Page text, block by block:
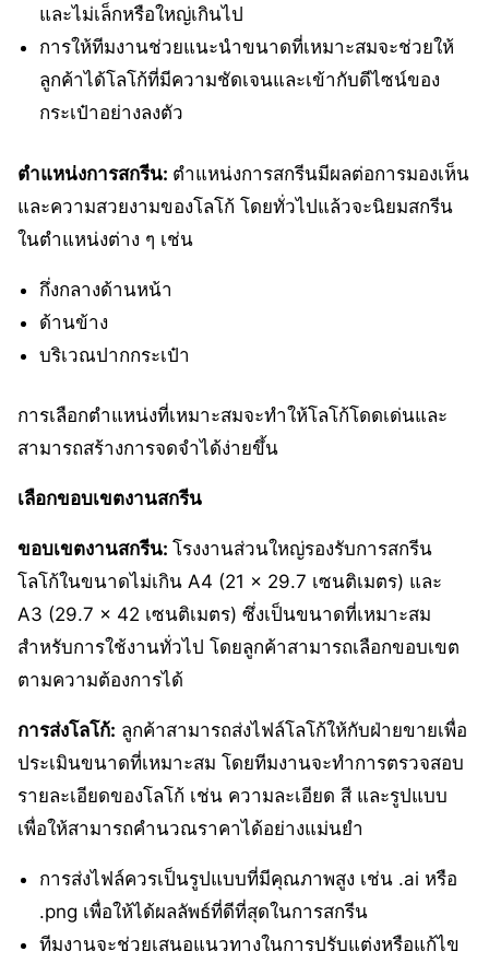
และไม่เล็กหรือใหญ่เกินไป
การให้ทีมงานช่วยแนะนำขนาดที่เหมาะสมจะช่วยให้
ลูกค้าได้โลโก้ที่มีความชัดเจนและเข้ากับดีไซน์ของ
กระเป๋าอย่างลงตัว
ตำแหน่งการสกรีน: ตำแหน่งการสกรีนมีผลต่อการมองเห็น
และความสวยงามของโลโก้ โดยทั่วไปแล้วจะนิยมสกรีน
ในตำแหน่งต่าง ๆ เช่น
กึ่งกลางด้านหน้า
ด้านข้าง
บริเวณปากกระเป๋า
การเลือกตำแหน่งที่เหมาะสมจะทำให้โลโก้โดดเด่นและ
สามารถสร้างการจดจำได้ง่ายขึ้น
เลือกขอบเขตงานสกรีน
ขอบเขตงานสกรีน: โรงงานส่วนใหญ่รองรับการสกรีน
โลโก้ในขนาดไม่เกิน A4 (21 x 29.7 เซนติเมตร) และ
A3 (29.7 x 42 เซนติเมตร) ซึ่งเป็นขนาดที่เหมาะสม
สำหรับการใช้งานทั่วไป โดยลูกค้าสามารถเลือกขอบเขต
ตามความต้องการได้
การส่งโลโก้: ลูกค้าสามารถส่งไฟล์โลโก้ให้กับฝ่ายขายเพื่อ
ประเมินขนาดที่เหมาะสม โดยทีมงานจะทำการตรวจสอบ
รายละเอียดของโลโก้ เช่น ความละเอียด สี และรูปแบบ
เพื่อให้สามารถคำนวณราคาได้อย่างแม่นยำ
การส่งไฟล์ควรเป็นรูปแบบที่มีคุณภาพสูง เช่น .ai หรือ
.png เพื่อให้ได้ผลลัพธ์ที่ดีที่สุดในการสกรีน
ทีมงานจะช่วยเสนอแนวทางในการปรับแต่งหรือแก้ไข